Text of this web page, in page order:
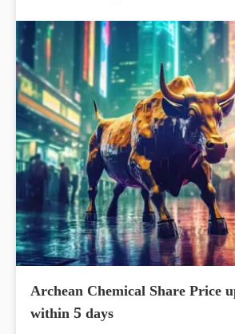
Archean Chemical Share Price
within 5 days